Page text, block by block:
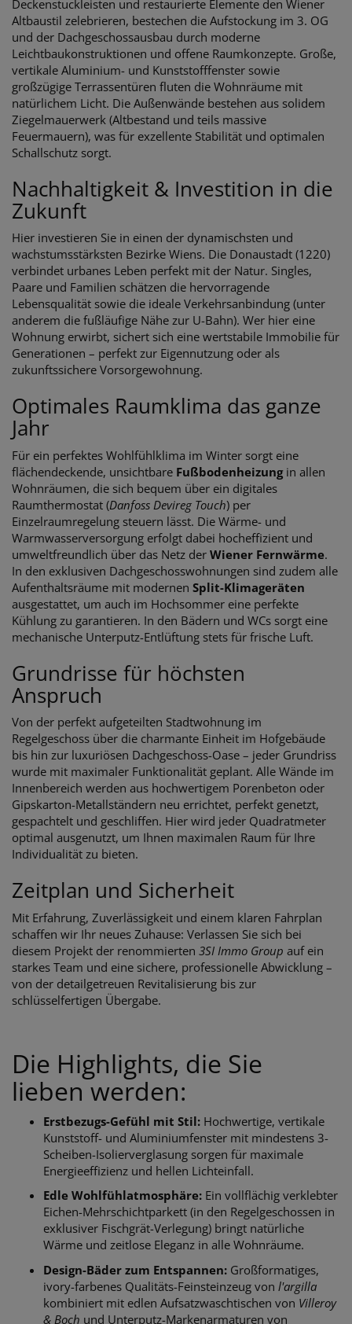
Deckenstuckleisten und restaurierte Elemente den Wiener
Altbaustil zelebrieren, bestechen die Aufstockung im 3. OG
und der Dachgeschossausbau durch moderne
Leichtbaukonstruktionen und offene Raumkonzepte. Große,
vertikale Aluminium- und Kunststofffenster sowie
großzügige Terrassentüren fluten die Wohnräume mit
natürlichem Licht. Die Außenwände bestehen aus solidem
Ziegelmauerwerk (Altbestand und teils massive
Feuermauern), was für exzellente Stabilität und optimalen
Schallschutz sorgt.
Nachhaltigkeit & Investition in die
Zukunft
Hier investieren Sie in einen der dynamischsten und
wachstumsstärksten Bezirke Wiens. Die Donaustadt (1220)
verbindet urbanes Leben perfekt mit der Natur. Singles,
Paare und Familien schätzen die hervorragende
Lebensqualität sowie die ideale Verkehrsanbindung (unter
anderem die fußläufige Nähe zur U-Bahn). Wer hier eine
Wohnung erwirbt, sichert sich eine wertstabile Immobilie für
Generationen – perfekt zur Eigennutzung oder als
zukunftssichere Vorsorgewohnung.
Optimales Raumklima das ganze
Jahr
Für ein perfektes Wohlfühlklima im Winter sorgt eine
flächendeckende, unsichtbare Fußbodenheizungin allen
Wohnräumen, die sich bequem über ein digitales
Raumthermostat (Danfoss Devireg Touch) per
Einzelraumregelung steuern lässt. Die Wärme- und
Warmwasserversorgung erfolgt dabei hocheffizient und
umweltfreundlich über das Netz der Wiener Fernwärme.
In den exklusiven Dachgeschosswohnungen sind zudem alle
Aufenthaltsräume mit modernen Split-Klimageräten
ausgestattet, um auch im Hochsommer eine perfekte
Kühlung zu garantieren. In den Bädern und WCs sorgt eine
mechanische Unterputz-Entlüftung stets für frische Luft.
Grundrisse für höchsten
Anspruch
Von der perfekt aufgeteilten Stadtwohnung im
Regelgeschoss über die charmante Einheit im Hofgebäude
bis hin zur luxuriösen Dachgeschoss-Oase – jeder Grundriss
wurde mit maximaler Funktionalität geplant. Alle Wände im
Innenbereich werden aus hochwertigem Porenbeton oder
Gipskarton-Metallständern neu errichtet, perfekt genetzt,
gespachtelt und geschliffen. Hier wird jeder Quadratmeter
optimal ausgenutzt, um Ihnen maximalen Raum für Ihre
Individualität zu bieten.
Zeitplan und Sicherheit
Mit Erfahrung, Zuverlässigkeit und einem klaren Fahrplan
schaffen wir Ihr neues Zuhause: Verlassen Sie sich bei
diesem Projekt der renommierten 3SI Immo Group auf ein
starkes Team und eine sichere, professionelle Abwicklung –
von der detailgetreuen Revitalisierung bis zur
schlüsselfertigen Übergabe.
Die Highlights, die Sie
lieben werden:
Erstbezugs-Gefühl mit Stil: Hochwertige, vertikale
Kunststoff- und Aluminiumfenster mit mindestens 3-
Scheiben-Isolierverglasung sorgen für maximale
Energieeffizienz und hellen Lichteinfall.
Edle Wohlfühlatmosphäre: Ein vollflächig verklebter
Eichen-Mehrschichtparkett (in den Regelgeschossen in
exklusiver Fischgrät-Verlegung) bringt natürliche
Wärme und zeitlose Eleganz in alle Wohnräume.
Design-Bäder zum Entspannen: Großformatiges,
ivory-farbenes Qualitäts-Feinsteinzeug von l'argilla
kombiniert mit edlen Aufsatzwaschtischen von Villeroy
& Boch und Unterputz-Markenarmaturen von